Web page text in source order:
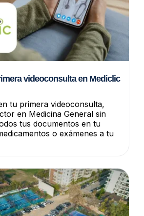
videoconsulta en Mediclic
tu primera videoconsulta,
en Medicina General sin
tus documentos en tu
o exámenes a tu